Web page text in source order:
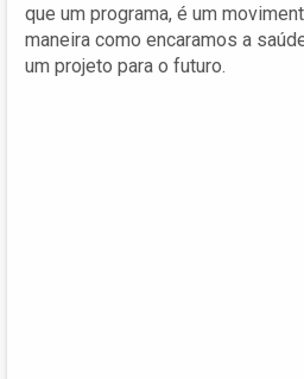
que um programa, é um
maneira como encaramos a
um projeto para o futuro.